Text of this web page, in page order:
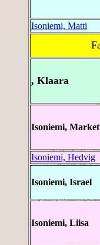
Isoniemi, Matti
, Klaara
Isoniemi,
Isoniemi, Hedvig
Isoniemi, Israel
Isoniemi, Liisa